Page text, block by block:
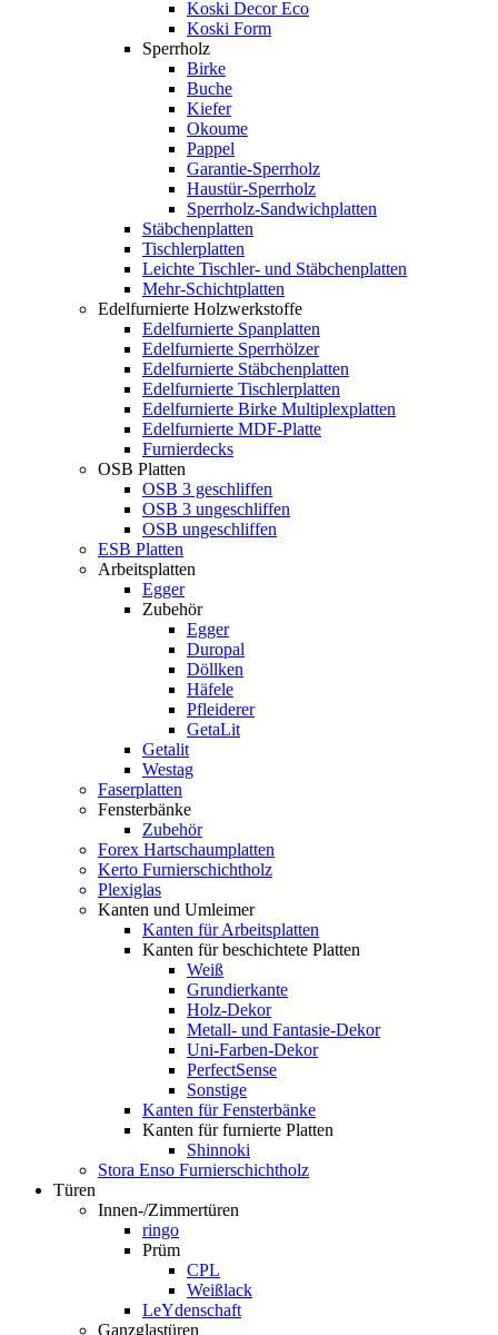
Koski Decor Eco
Koski Form
Sperrholz
Birke
Buche
Kiefer
Okoume
Pappel
Garantie-Sperrholz
Haustür-Sperrholz
Sperrholz-Sandwichplatten
Stäbchenplatten
Tischlerplatten
Leichte Tischler- und Stäbchenplatten
Mehr-Schichtplatten
Edelfurnierte Holzwerkstoffe
Edelfurnierte Spanplatten
Edelfurnierte Sperrhölzer
Edelfurnierte Stäbchenplatten
Edelfurnierte Tischlerplatten
Edelfurnierte Birke Multiplexplatten
Edelfurnierte MDF-Platte
Furnierdecks
OSB Platten
OSB 3 geschliffen
OSB 3 ungeschliffen
OSB ungeschliffen
ESB Platten
Arbeitsplatten
Egger
Zubehör
Egger
Duropal
Döllken
Häfele
Pfleiderer
GetaLit
Getalit
Westag
Faserplatten
Fensterbänke
Zubehör
Forex Hartschaumplatten
Kerto Furnierschichtholz
Plexiglas
Kanten und Umleimer
Kanten für Arbeitsplatten
Kanten für beschichtete Platten
Weiß
Grundierkante
Holz-Dekor
Metall- und Fantasie-Dekor
Uni-Farben-Dekor
PerfectSense
Sonstige
Kanten für Fensterbänke
Kanten für furnierte Platten
Shinnoki
Stora Enso Furnierschichtholz
Türen
Innen-/Zimmertüren
ringo
Prüm
CPL
Weißlack
LeYdenschaft
Ganzglastüren